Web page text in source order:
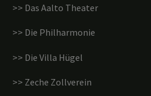
>> Das Aalto Theater
>> Die Philharmonie
>> Die Villa Hügel
>> Zeche Zollverein